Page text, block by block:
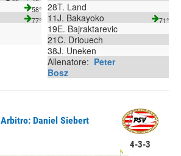
58°
77°
28T. Land
11J. Bakayoko 71°
19E. Bajraktarevic
21C. Driouech
38J. Uneken
Allenatore: Peter
Bosz
Arbitro: Daniel Siebert
4-3-3